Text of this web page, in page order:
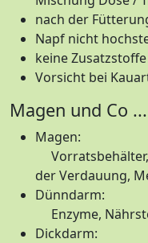
nach der
Napf nicht
keine Zusatzstoffe
Vorsicht bei
Magen und Co ...
Magen:
Vorratsbehälter,
der Verdauung,
Dünndarm:
Enzyme,
Dickdarm: